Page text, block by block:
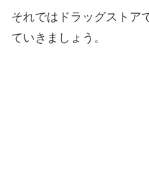
それではドラッグストア
ていきましょう。